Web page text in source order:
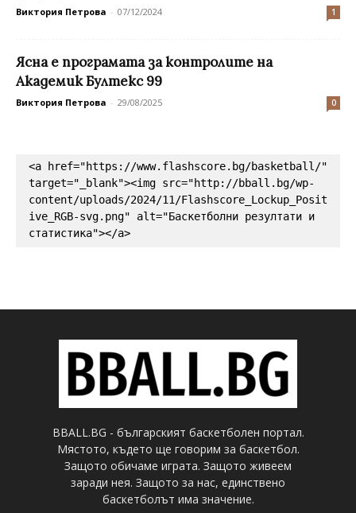
Виктория Петрова - 07/12/2024 1
Ясна е програмата за контролите на
Академик Бултекс 99
Виктория Петрова - 29/08/2025 0
<a href="https://www.flashscore.bg/basketball/"
target="_blank"><img src="http://bball.bg/wp-
content/uploads/2024/11/Flashscore_Lockup_Posit
ive_RGB-svg.png" alt="Баскетболни резултати и
статистика"></a>
BBALL.BG - българският баскетболен портал.
Мястото, където ще говорим за баскетбол.
Защото обичаме играта. Защото живеем
заради нея. Защото за нас, единствено
баскетболът има значение.